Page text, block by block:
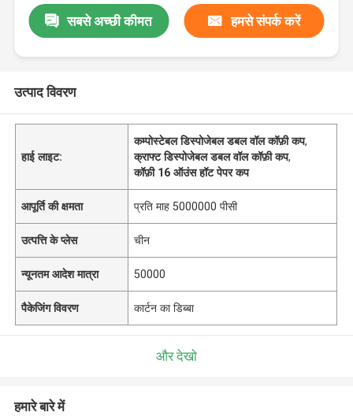
सबसे अच्छी कीमत हमसे संपर्क करें
उत्पाद विवरण
हाई लाइट:
कम्पोस्टेबल डिस्पोजेबल डबल वॉल कॉफ़ी कप,
क्राफ्ट डिस्पोजेबल डबल वॉल कॉफ़ी कप,
कॉफ़ी 16 ऑउंस हॉट पेपर कप
आपूर्ति की क्षमता प्रति माह 5000000 पीसी
उत्पत्ति के प्लेस चीन
न्यूनतम आदेश मात्रा 50000
पैकेजिंग विवरण कार्टन का डिब्बा
और देखो
हमारे बारे में